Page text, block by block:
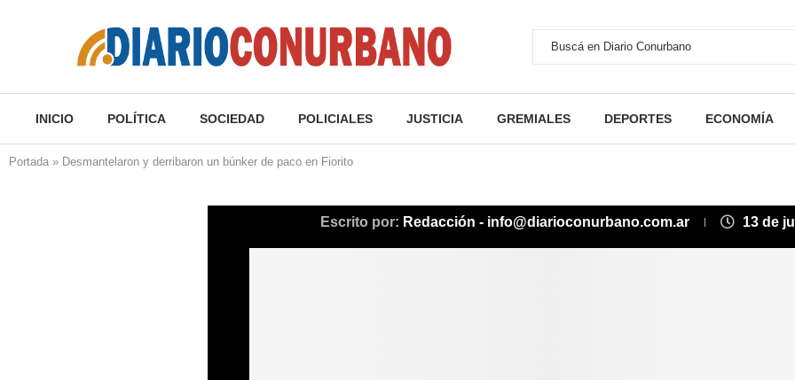
INICIO POLÍTICA SOCIEDAD POLICIALES JUSTICIA GREMIALES DEPORTES ECONOMÍA
Portada » Desmantelaron y derribaron un búnker de paco en Fiorito
Escrito por: Redacción - info@diarioconurbano.com.ar 13 de